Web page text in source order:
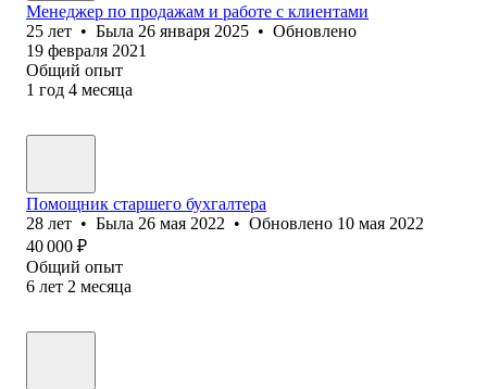
Менеджер по продажам и работе с клиентами
25 лет • Была 26 января 2025 • Обновлено
19 февраля 2021
Общий опыт
1 год 4 месяца
Помощник старшего бухгалтера
28 лет • Была 26 мая 2022 • Обновлено 10 мая 2022
40 000 ₽
Общий опыт
6 лет 2 месяца